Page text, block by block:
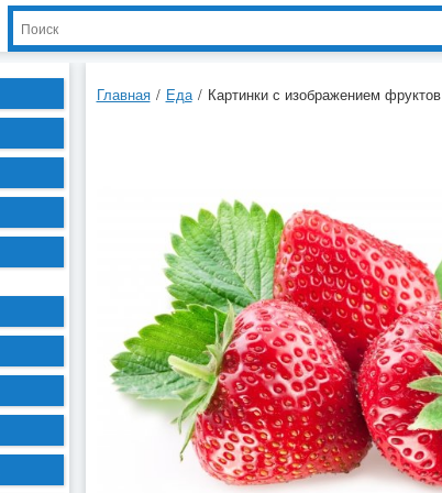
Главная / Еда / Картинки с изображением фруктов